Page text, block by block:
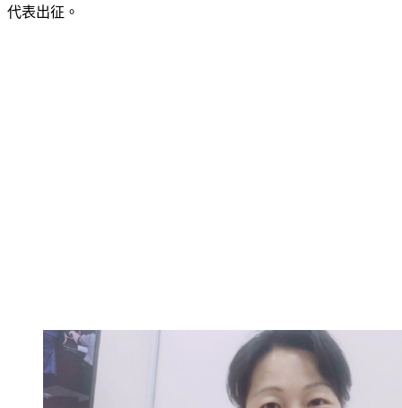
代表出征。